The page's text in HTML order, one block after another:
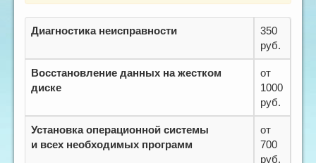
Диагностика неисправности
350
руб.
Восстановление данных на жестком
диске
от
1000
руб.
Установка операционной системы
и всех необходимых программ
от
700
руб.